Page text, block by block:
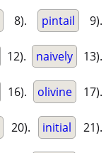
8). pintail 9).
12). naively 13).
16). olivine 17).
20). initial 21).